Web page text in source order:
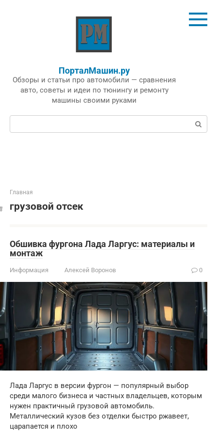
ПорталМашин.ру
Обзоры и статьи про автомобили — сравнения
авто, советы и идеи по тюнингу и ремонту
машины своими руками
Поиск:
Главная
грузовой отсек
Обшивка фургона Лада Ларгус: материалы и
монтаж
Информация Алексей Воронов 0
Лада Ларгус в версии фургон — популярный выбор
среди малого бизнеса и частных владельцев, которым
нужен практичный грузовой автомобиль.
Металлический кузов без отделки быстро ржавеет,
царапается и плохо